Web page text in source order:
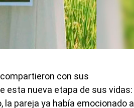
con sus
esta nueva etapa de sus vidas:
la pareja ya había emocionado a